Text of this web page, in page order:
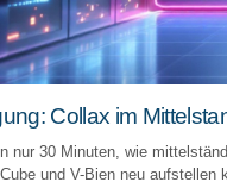
Collax im
nur 30 Minuten, wie
und V-Bien neu